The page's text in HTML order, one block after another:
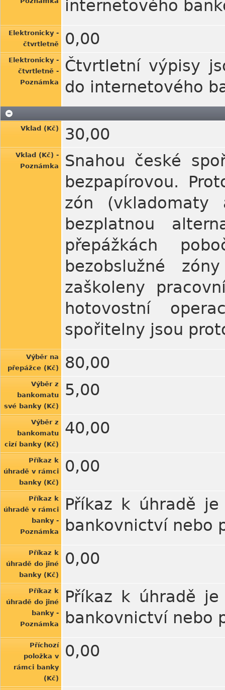
internetového
Elektronicky -
čtvrtletně
0,00
Elektronicky -
čtvrtletně -
Poznámka
Čtvrtletní výpisy
do internetového
Vklad (Kč) 30,00
Vklad (Kč) -
Poznámka
Snahou české
bezpapírovou.
zón
bezplatnou
přepážkách
bezobslužné
zaškoleny
hotovostní
spořitelny jsou
Výběr na
přepážce (Kč)
80,00
Výběr z
bankomatu
své banky (Kč)
5,00
Výběr z
bankomatu
cizí banky (Kč)
40,00
Příkaz k
úhradě v rámci
banky (Kč)
0,00
Příkaz k
úhradě v rámci
banky -
Poznámka
Příkaz k úhradě
bankovnictví nebo
Příkaz k
úhradě do jiné
banky (Kč)
0,00
Příkaz k
úhradě do jiné
banky -
Poznámka
Příkaz k úhradě
bankovnictví nebo
Příchozí
položka v
rámci banky
(Kč)
0,00